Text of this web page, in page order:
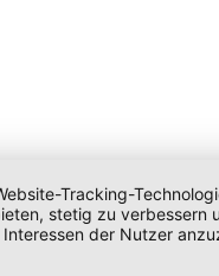
Tracking-
stetig zu verbessern
der Nutzer